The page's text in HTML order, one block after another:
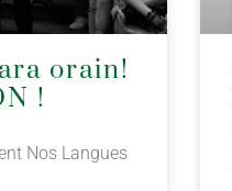
orain!
!
Nos Langues